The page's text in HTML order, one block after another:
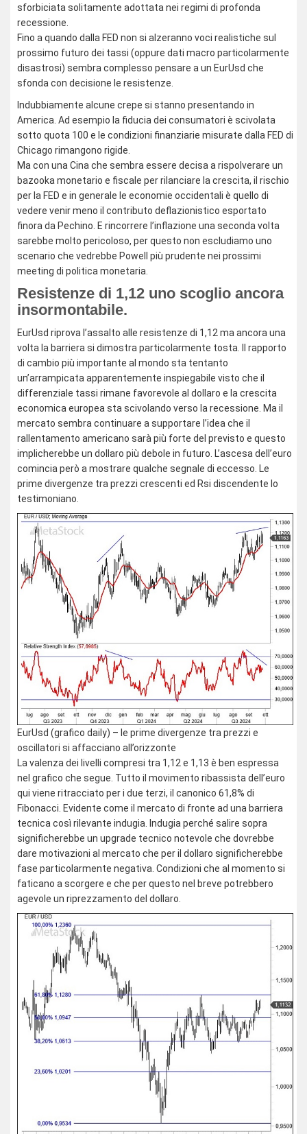
sforbiciata solitamente adottata nei regimi di profonda
recessione.
Fino a quando dalla FED non si alzeranno voci realistiche sul
prossimo futuro dei tassi (oppure dati macro particolarmente
disastrosi) sembra complesso pensare a un EurUsd che
sfonda con decisione le resistenze.
Indubbiamente alcune crepe si stanno presentando in
America. Ad esempio la fiducia dei consumatori è scivolata
sotto quota 100 e le condizioni finanziarie misurate dalla FED di
Chicago rimangono rigide.
Ma con una Cina che sembra essere decisa a rispolverare un
bazooka monetario e fiscale per rilanciare la crescita, il rischio
per la FED e in generale le economie occidentali è quello di
vedere venir meno il contributo deflazionistico esportato
finora da Pechino. E rincorrere l’inflazione una seconda volta
sarebbe molto pericoloso, per questo non escludiamo uno
scenario che vedrebbe Powell più prudente nei prossimi
meeting di politica monetaria.
Resistenze di 1,12 uno scoglio ancora
insormontabile.
EurUsd riprova l’assalto alle resistenze di 1,12 ma ancora una
volta la barriera si dimostra particolarmente tosta. Il rapporto
di cambio più importante al mondo sta tentanto
un’arrampicata apparentemente inspiegabile visto che il
differenziale tassi rimane favorevole al dollaro e la crescita
economica europea sta scivolando verso la recessione. Ma il
mercato sembra continuare a supportare l’idea che il
rallentamento americano sarà più forte del previsto e questo
implicherebbe un dollaro più debole in futuro. L’ascesa dell’euro
comincia però a mostrare qualche segnale di eccesso. Le
prime divergenze tra prezzi crescenti ed Rsi discendente lo
testimoniano.
EurUsd (grafico daily) – le prime divergenze tra prezzi e
oscillatori si affacciano all’orizzonte
La valenza dei livelli compresi tra 1,12 e 1,13 è ben espressa
nel grafico che segue. Tutto il movimento ribassista dell’euro
qui viene ritracciato per i due terzi, il canonico 61,8% di
Fibonacci. Evidente come il mercato di fronte ad una barriera
tecnica così rilevante indugia. Indugia perché salire sopra
significherebbe un upgrade tecnico notevole che dovrebbe
dare motivazioni al mercato che per il dollaro significherebbe
fase particolarmente negativa. Condizioni che al momento si
faticano a scorgere e che per questo nel breve potrebbero
agevole un riprezzamento del dollaro.